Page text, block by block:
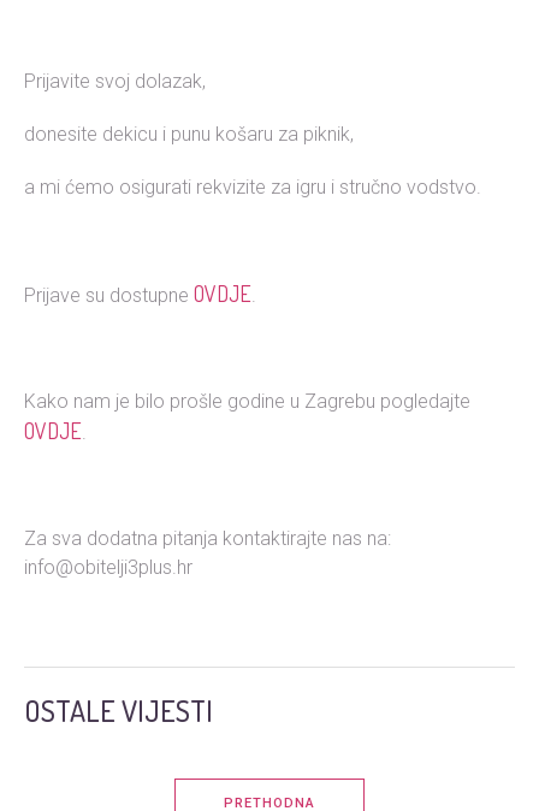
Prijavite svoj dolazak,
donesite dekicu i punu košaru za piknik,
a mi ćemo osigurati rekvizite za igru i stručno vodstvo.
Prijave su dostupne OVDJE
Kako nam je bilo prošle godine u Zagrebu pogledajte
OVDJE
Za sva dodatna pitanja kontaktirajte nas na:
info@obitelji3plus.hr
OSTALE VIJESTI
PRETHODNA